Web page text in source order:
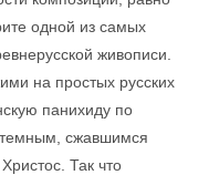
одной из самых
живописи.
на простых русских
панихиду по
темным, сжавшимся
Так что